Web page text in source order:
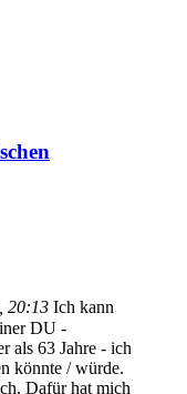
20:13 Ich kann
DU -
als 63 Jahre - ich
könnte / würde.
Dafür hat mich